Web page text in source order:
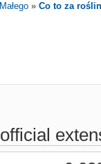
»Co to za